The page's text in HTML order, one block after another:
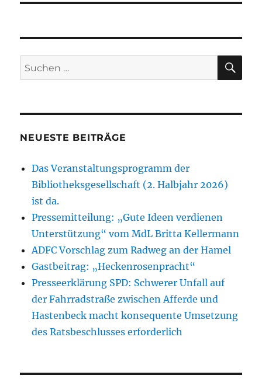
Suchen
nach:
NEUESTE BEITRÄGE
Das Veranstaltungsprogramm der
Bibliotheksgesellschaft (2. Halbjahr 2026)
ist da.
Pressemitteilung: „Gute Ideen verdienen
Unterstützung“ vom MdL Britta Kellermann
ADFC Vorschlag zum Radweg an der Hamel
Gastbeitrag: „Heckenrosenpracht“
Presseerklärung SPD: Schwerer Unfall auf
der Fahrradstraße zwischen Afferde und
Hastenbeck macht konsequente Umsetzung
des Ratsbeschlusses erforderlich